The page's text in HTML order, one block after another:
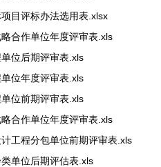
目评标办法选用表.xlsx
合作单位年度评审表.xls
位后期评审表.xls
位年度评审表.xls
位前期评审表.xls
合作单位年度评审表.xls
工程分包单位前期评审表.xls
单位后期评估表.xls